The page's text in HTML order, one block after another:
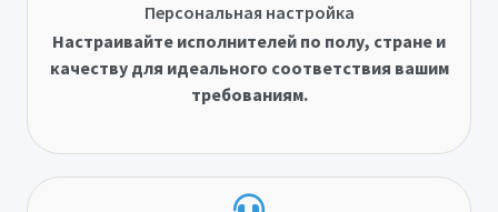
Персональная настройка
Настраивайте исполнителей по полу, стране и
качеству для идеального соответствия вашим
требованиям.